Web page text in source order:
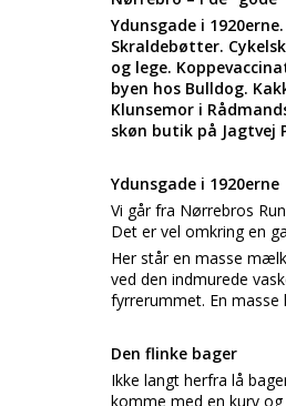
Ydunsgade i
Skraldebøtter.
og lege.
byen hos Bulldog.
Klunsemor i
skøn butik på Jagtvej
Ydunsgade i 1920erne
Vi går fra Nørrebros
Det er vel omkring en
Her står en masse
ved den indmurede
fyrrerummet. En
Den flinke bager
Ikke langt herfra lå
komme med en kurv